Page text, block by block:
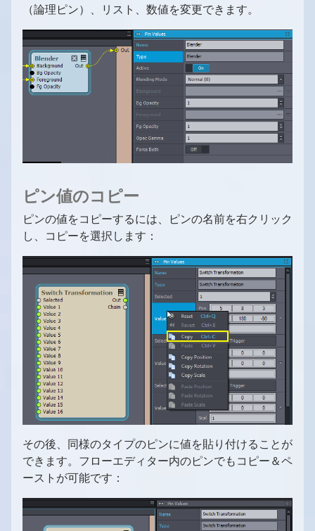
（論理ピン）、リスト、数値を変更できます。
ピン値のコピー
ピンの値をコピーするには、ピンの名前を右クリック
し、コピーを選択します：
その後、同様のタイプのピンに値を貼り付けることが
できます。フローエディター内のピンでもコピー＆ペ
ーストが可能です：